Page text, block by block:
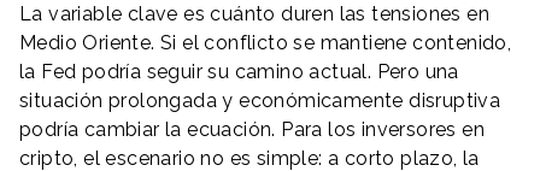
La variable clave es cuánto duren las tensiones en
Medio Oriente. Si el conflicto se mantiene contenido,
la Fed podría seguir su camino actual. Pero una
situación prolongada y económicamente disruptiva
podría cambiar la ecuación. Para los inversores en
cripto, el escenario no es simple: a corto plazo, la